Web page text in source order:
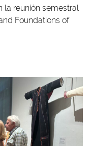
la reunión semestral
Foundations of